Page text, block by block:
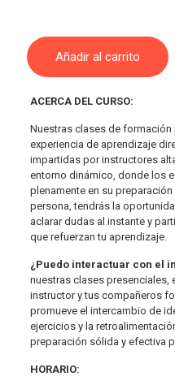
Añadir al carrito
ACERCA DEL CURSO:
Nuestras clases de formación
experiencia de aprendizaje
impartidas por instructores
entorno dinámico, donde los
plenamente en su
persona, tendrás la
aclarar dudas al instante y
que refuerzan tu aprendizaje.
¿Puedo interactuar con el
nuestras clases presenciales,
instructor y tus compañeros
promueve el intercambio de
ejercicios y la
preparación sólida y efectiva
HORARIO: